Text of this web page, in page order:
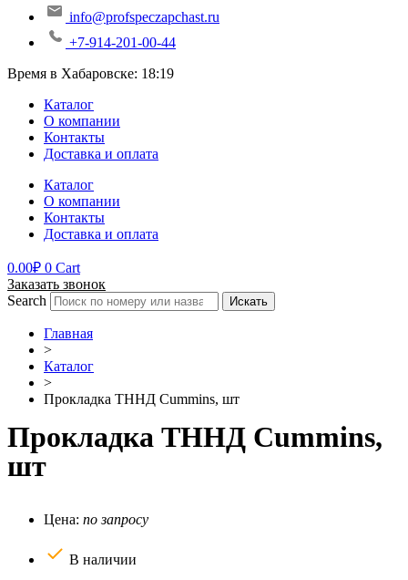
info@profspeczapchast.ru
+7-914-201-00-44
Время в Хабаровске: 18:19
Каталог
О компании
Контакты
Доставка и оплата
Каталог
О компании
Контакты
Доставка и оплата
0.00₽ 0 Cart
Заказать звонок
Search
Искать
Главная
>
Каталог
>
Прокладка ТННД Cummins, шт
Прокладка ТННД Cummins,
шт
Цена: по запросу
В наличии